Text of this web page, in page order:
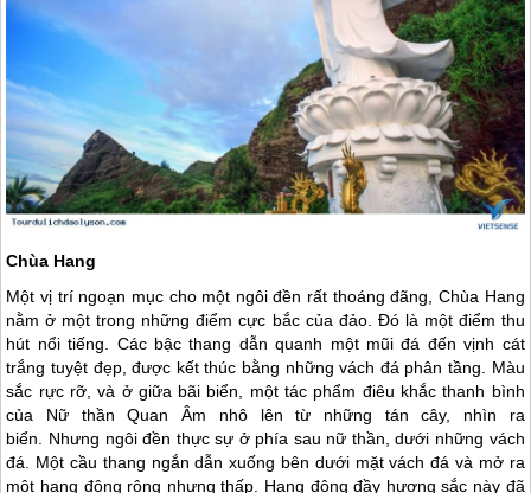
Chùa Hang
Một vị trí ngoạn mục cho một ngôi đền rất thoáng đãng, Chùa Hang
nằm ở một trong những điểm cực bắc của đảo. Đó là một điểm thu
hút nổi tiếng. Các bậc thang dẫn quanh một mũi đá đến vịnh cát
trắng tuyệt đẹp, được kết thúc bằng những vách đá phân tầng. Màu
sắc rực rỡ, và ở giữa bãi biển, một tác phẩm điêu khắc thanh bình
của Nữ thần Quan Âm nhô lên từ những tán cây, nhìn ra
biển. Nhưng ngôi đền thực sự ở phía sau nữ thần, dưới những vách
đá. Một cầu thang ngắn dẫn xuống bên dưới mặt vách đá và mở ra
một hang động rộng nhưng thấp. Hang động đầy hương sắc này đã